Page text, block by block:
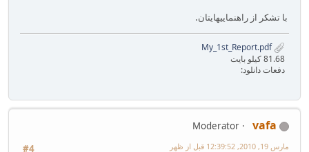
با تشکر از راهنماییهایتان.
My_1st_Report.pdf
81.68 کیلو بایت
دفعات دانلود:
vafa
Moderator
#4
مارس 19, 2010, 12:39:52 قبل از ظهر